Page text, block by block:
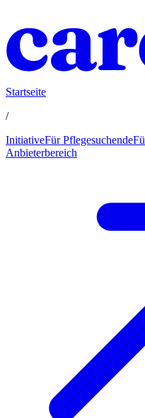
Startseite
/
InitiativeFür Pflegesuchende
Anbieterbereich